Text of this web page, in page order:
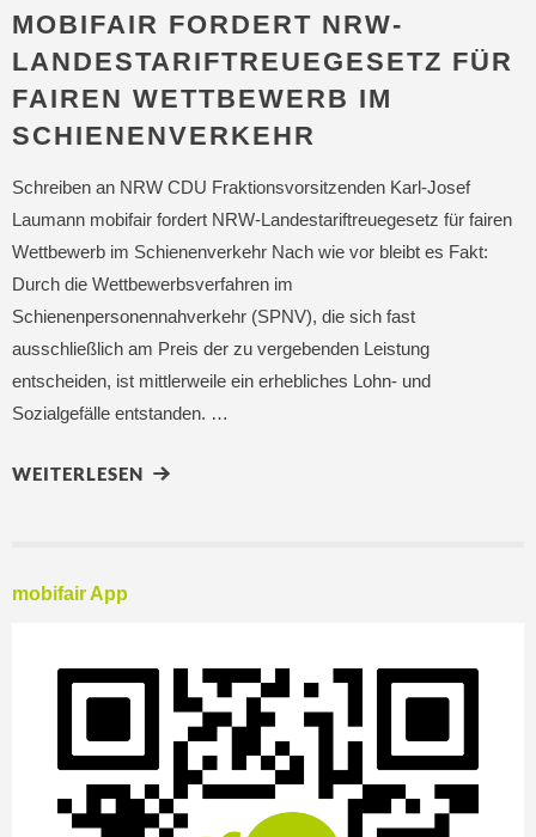
MOBIFAIR FORDERT NRW-
LANDESTARIFTREUEGESETZ FÜR
FAIREN WETTBEWERB IM
SCHIENENVERKEHR
Schreiben an NRW CDU Fraktionsvorsitzenden Karl-Josef
Laumann mobifair fordert NRW-Landestariftreuegesetz für fairen
Wettbewerb im Schienenverkehr Nach wie vor bleibt es Fakt:
Durch die Wettbewerbsverfahren im
Schienenpersonennahverkehr (SPNV), die sich fast
ausschließlich am Preis der zu vergebenden Leistung
entscheiden, ist mittlerweile ein erhebliches Lohn- und
Sozialgefälle entstanden. …
WEITERLESEN
mobifair App